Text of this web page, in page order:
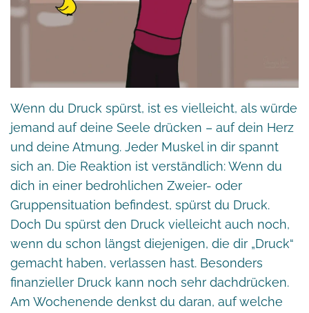
Wenn du Druck spürst, ist es vielleicht, als würde
jemand auf deine Seele drücken – auf dein Herz
und deine Atmung. Jeder Muskel in dir spannt
sich an. Die Reaktion ist verständlich: Wenn du
dich in einer bedrohlichen Zweier- oder
Gruppensituation befindest, spürst du Druck.
Doch Du spürst den Druck vielleicht auch noch,
wenn du schon längst diejenigen, die dir „Druck“
gemacht haben, verlassen hast. Besonders
finanzieller Druck kann noch sehr dachdrücken.
Am Wochenende denkst du daran, auf welche